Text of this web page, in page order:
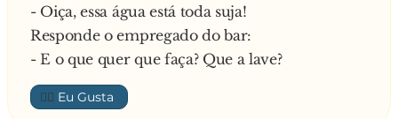
quais, curiosamente, é a tua própria mulher.
Sim, também o conheço. E muito bem.!
O defensor, ficou em estado de choque. Então,
o Juiz pediu a ambos os advogados que se
aproximassem do estrado e com uma voz
- Oiça, essa água está toda suja!
Responde o empregado do bar:
- E o que quer que faça? Que a lave?
👍🏼